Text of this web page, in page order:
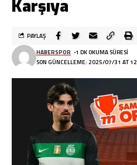
Karşıya
SON GÜNCELLEME: 2025/07/31 AT
HABERSPOR 1 DK OKUMA SÜRESI
PAYLAŞ